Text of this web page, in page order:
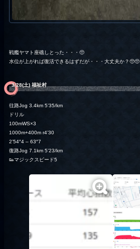
戦艦ヤマト座礁しとった・・・🥺
水位が上がれば復活できるはずだが・・・大丈夫か？🥺🥺
3/28(土) 福祉村
往路Jog 3.4km 5’35/km
ドリル
100mWS×3
1000m+400m r4’30
2’54″4 – 63″7
復路Jog 7.1km 5’23/km
👟マジックスピード5